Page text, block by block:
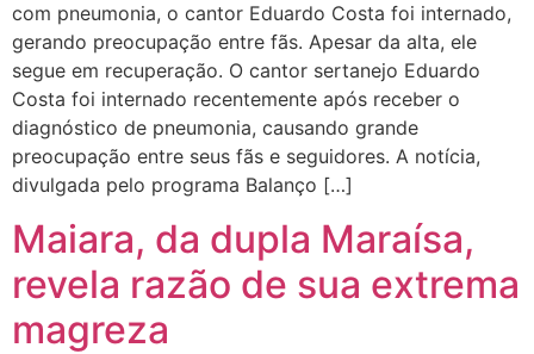
com pneumonia, o cantor Eduardo Costa foi internado,
gerando preocupação entre fãs. Apesar da alta, ele
segue em recuperação. O cantor sertanejo Eduardo
Costa foi internado recentemente após receber o
diagnóstico de pneumonia, causando grande
preocupação entre seus fãs e seguidores. A notícia,
divulgada pelo programa Balanço […]
Maiara, da dupla Maraísa,
revela razão de sua extrema
magreza